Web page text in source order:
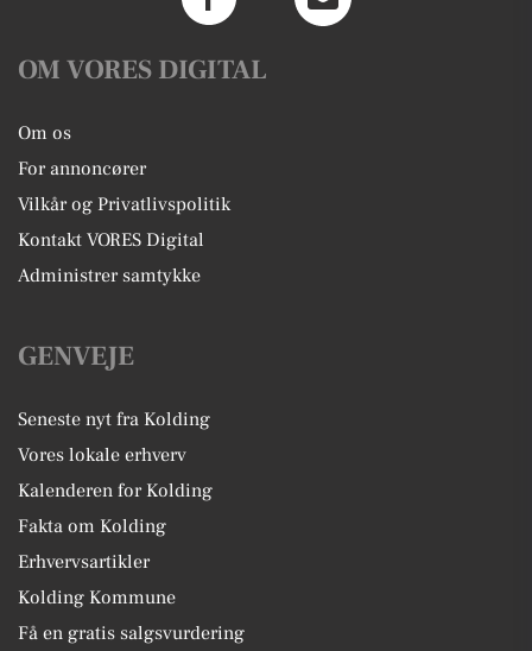
OM VORES DIGITAL
Om os
For annoncører
Vilkår og Privatlivspolitik
Kontakt VORES Digital
Administrer samtykke
GENVEJE
Seneste nyt fra Kolding
Vores lokale erhverv
Kalenderen for Kolding
Fakta om Kolding
Erhvervsartikler
Kolding Kommune
Få en gratis salgsvurdering